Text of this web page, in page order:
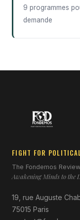
9 programmes
demande
FIGHT FOR
The Fondemos Review
Awakening Minds to the
19, rue Auguste
75015 Paris